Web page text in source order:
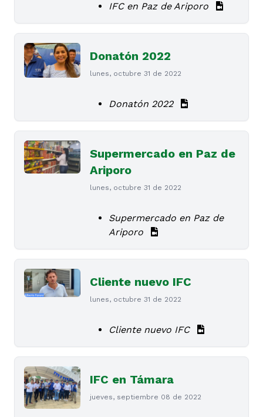
IFC en Paz de Ariporo
Donatón 2022
lunes, octubre 31 de 2022
Donatón 2022
Supermercado en Paz de
Ariporo
lunes, octubre 31 de 2022
Supermercado en Paz de
Ariporo
Cliente nuevo IFC
lunes, octubre 31 de 2022
Cliente nuevo IFC
IFC en Támara
jueves, septiembre 08 de 2022